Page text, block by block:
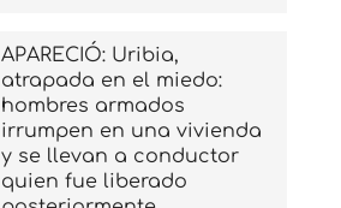
APARECIÓ: Uribia,
atrapada en el miedo:
hombres armados
irrumpen en una vivienda
y se llevan a conductor
quien fue liberado